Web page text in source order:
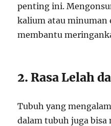
penting ini.
kalium atau minuman
membantu
2. Rasa Lelah
Tubuh yang
dalam tubuh juga bisa